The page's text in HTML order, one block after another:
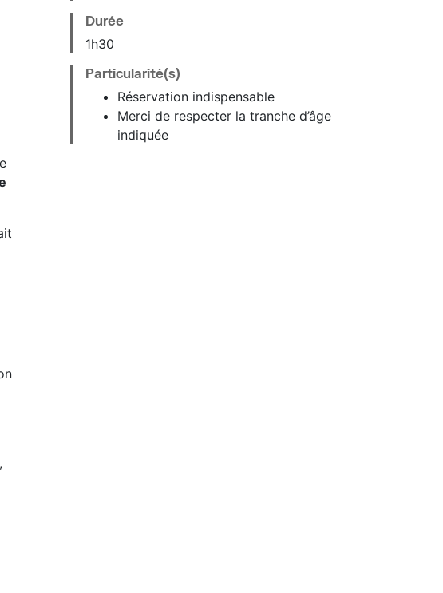
Durée
1h30
Particularité(s)
Réservation indispensable
Merci de respecter la tranche d’âge
indiquée